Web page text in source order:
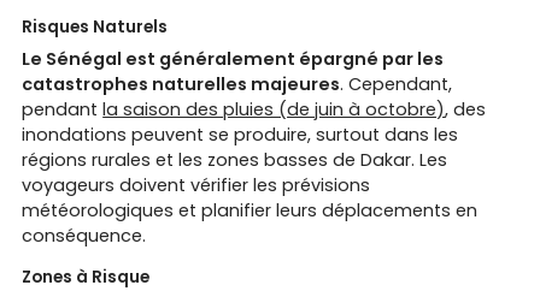
Risques Naturels
Le Sénégal est généralement épargné par les
catastrophes naturelles majeures. Cependant,
pendantla saison des pluies (de juin à octobre), des
inondations peuvent se produire, surtout dans les
régions rurales et les zones basses de Dakar. Les
voyageurs doivent vérifier les prévisions
météorologiques et planifier leurs déplacements en
conséquence.
Zones à Risque